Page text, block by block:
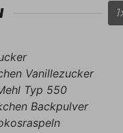
Vanillezucker
Typ 550
Backpulver